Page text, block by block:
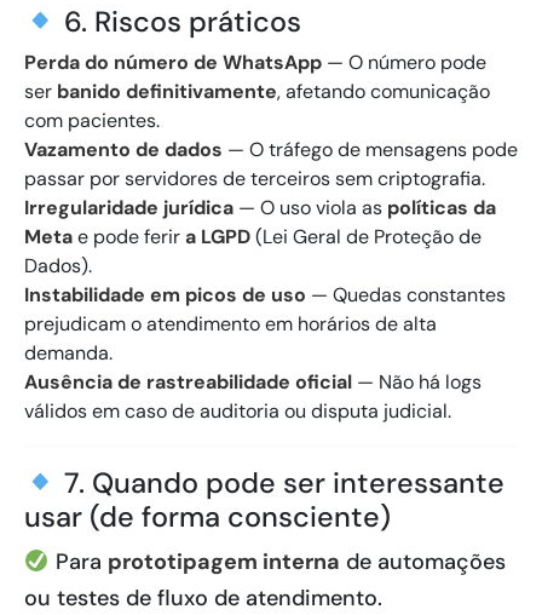
6. Riscos práticos
Perda do número de WhatsApp — O número pode
ser banido definitivamente, afetando comunicação
com pacientes.
Vazamento de dados — O tráfego de mensagens pode
passar por servidores de terceiros sem criptografia.
Irregularidade jurídica — O uso viola as políticas da
Metae pode ferira LGPD(Lei Geral de Proteção de
Dados).
Instabilidade em picos de uso — Quedas constantes
prejudicam o atendimento em horários de alta
demanda.
Ausência de rastreabilidade oficial — Não há logs
válidos em caso de auditoria ou disputa judicial.
7. Quando pode ser interessante
usar (de forma consciente)
Para prototipagem interna de automações
ou testes de fluxo de atendimento.